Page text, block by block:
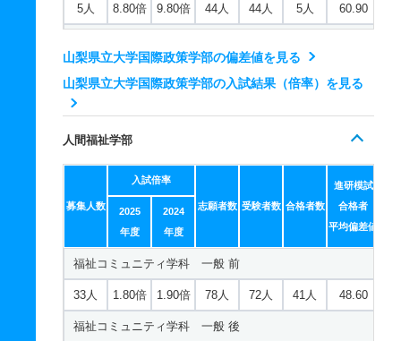
5人 8.80倍 9.80倍 44人 44人 5人 60.90
山梨県立大学国際政策学部の偏差値を見る
山梨県立大学国際政策学部の入試結果（倍率）を見る
人間福祉学部
募集人数
入試倍率
志願者数 受験者数 合格者数
進研模試
合格者
平均偏差値
2025
年度
2024
年度
福祉コミュニティ学科 一般 前
33人 1.80倍 1.90倍 78人 72人 41人 48.60
福祉コミュニティ学科 一般 後